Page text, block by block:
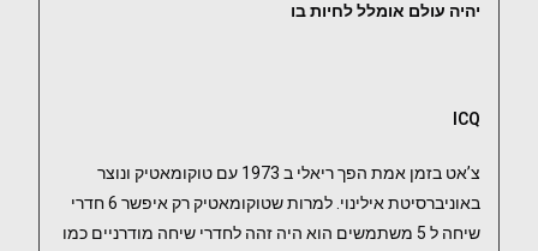
יהיה עולם אומלל לחיות בו
ICQ
צ’אט בזמן אמת הפך ריאלי ב 1973 עם טוקומאטיק ונוצר
באוניברסיטת אילינוי. למרות שטוקומאטיק רק איפשר 6 חדרי
שיחה ל 5 משתמשים הוא היה זהה לחדרי שיחה מודרניים כמו